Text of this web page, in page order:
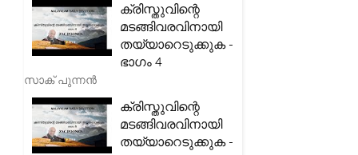
ക്രിസ്തുവിന്റെ
മടങ്ങിവരവിനായി
തയ്യാറെടുക്കുക -
ഭാഗം 4
സാക് പുന്നൻ
ക്രിസ്തുവിന്റെ
മടങ്ങിവരവിനായി
തയ്യാറെടുക്കുക -